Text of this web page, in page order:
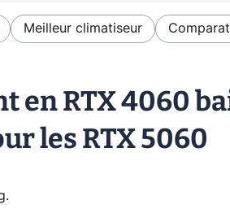
Meilleur climatiseur
RTX 4060
les RTX 5060
.